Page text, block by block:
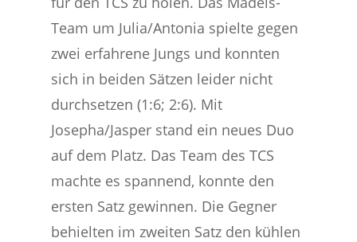
Team um Julia/Antonia spielte gegen
zwei erfahrene Jungs und konnten
sich in beiden Sätzen leider nicht
durchsetzen (1:6; 2:6). Mit
Josepha/Jasper stand ein neues Duo
auf dem Platz. Das Team des TCS
machte es spannend, konnte den
ersten Satz gewinnen. Die Gegner
behielten im zweiten Satz den kühlen